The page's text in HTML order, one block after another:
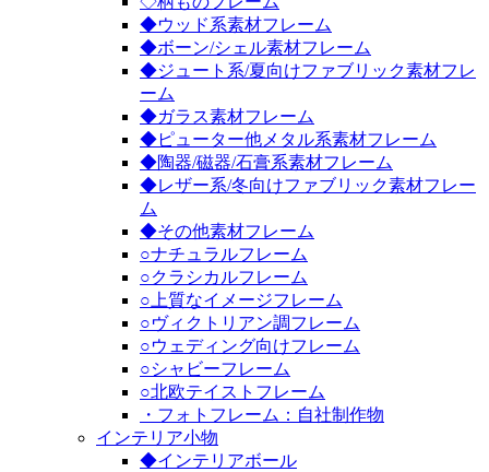
◆ウッド系素材フレーム
◆ボーン/シェル素材フレーム
◆ジュート系/夏向けファブリック素材フレ
ーム
◆ガラス素材フレーム
◆ピューター他メタル系素材フレーム
◆陶器/磁器/石膏系素材フレーム
◆レザー系/冬向けファブリック素材フレー
ム
◆その他素材フレーム
○ナチュラルフレーム
○クラシカルフレーム
○上質なイメージフレーム
○ヴィクトリアン調フレーム
○ウェディング向けフレーム
○シャビーフレーム
○北欧テイストフレーム
・フォトフレーム：自社制作物
インテリア小物
◆インテリアボール